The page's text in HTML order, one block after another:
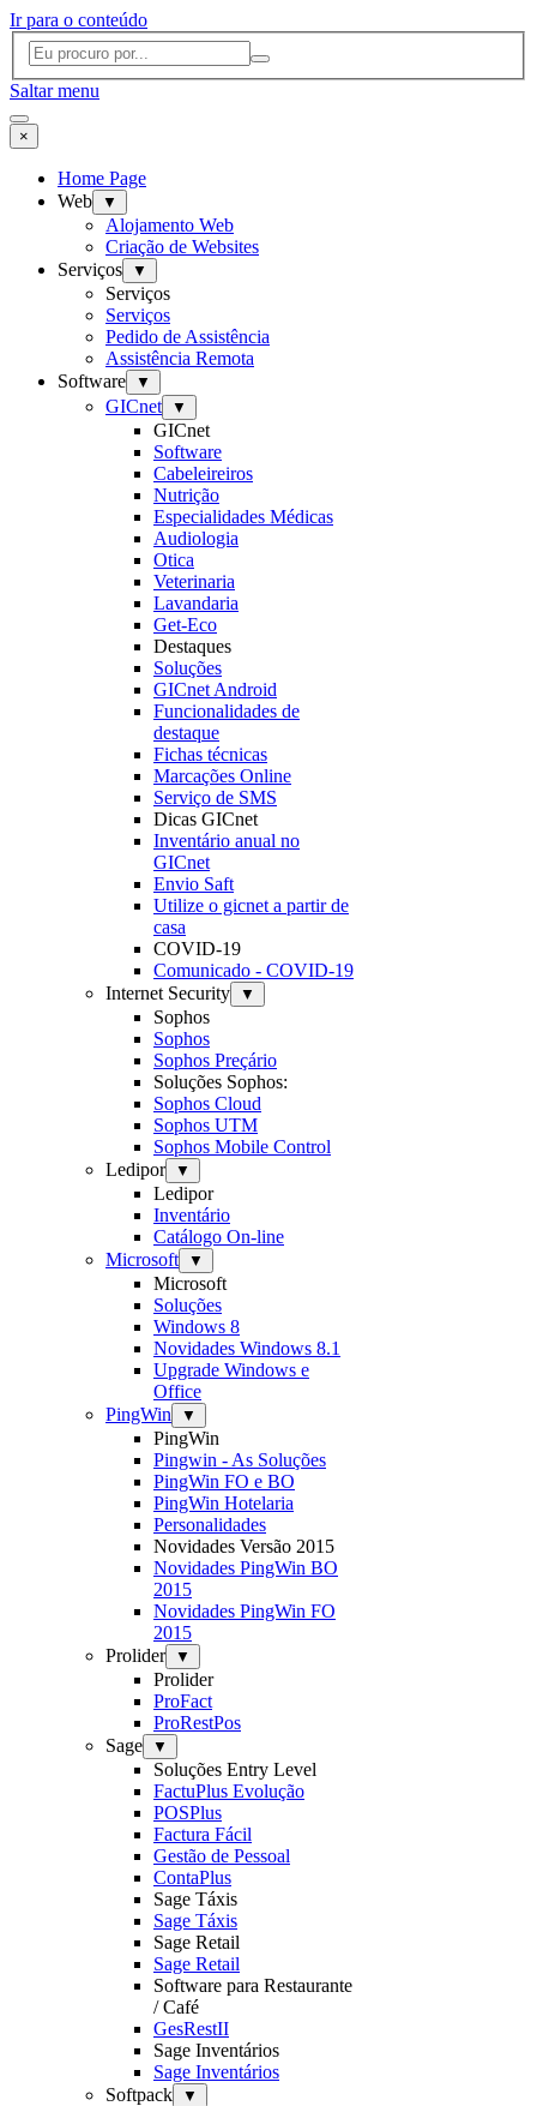
Ir para o conteúdo
Saltar menu
×
Home Page
Web
▼
Alojamento Web
Criação de Websites
Serviços
▼
Serviços
Serviços
Pedido de Assistência
Assistência Remota
Software
▼
GICnet ▼
GICnet
Software
Cabeleireiros
Nutrição
Especialidades Médicas
Audiologia
Otica
Veterinaria
Lavandaria
Get-Eco
Destaques
Soluções
GICnet Android
Funcionalidades de
destaque
Fichas técnicas
Marcações Online
Serviço de SMS
Dicas GICnet
Inventário anual no
GICnet
Envio Saft
Utilize o gicnet a partir de
casa
COVID-19
Comunicado - COVID-19
Internet Security
▼
Sophos
Sophos
Sophos Preçário
Soluções Sophos:
Sophos Cloud
Sophos UTM
Sophos Mobile Control
Ledipor
▼
Ledipor
Inventário
Catálogo On-line
Microsoft
▼
Microsoft
Soluções
Windows 8
Novidades Windows 8.1
Upgrade Windows e
Office
PingWin
▼
PingWin
Pingwin - As Soluções
PingWin FO e BO
PingWin Hotelaria
Personalidades
Novidades Versão 2015
Novidades PingWin BO
2015
Novidades PingWin FO
2015
Prolider
▼
Prolider
ProFact
ProRestPos
Sage
▼
Soluções Entry Level
FactuPlus Evolução
POSPlus
Factura Fácil
Gestão de Pessoal
ContaPlus
Sage Táxis
Sage Táxis
Sage Retail
Sage Retail
Software para Restaurante
/ Café
GesRestII
Sage Inventários
Sage Inventários
Softpack
▼